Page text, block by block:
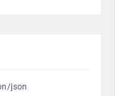
json